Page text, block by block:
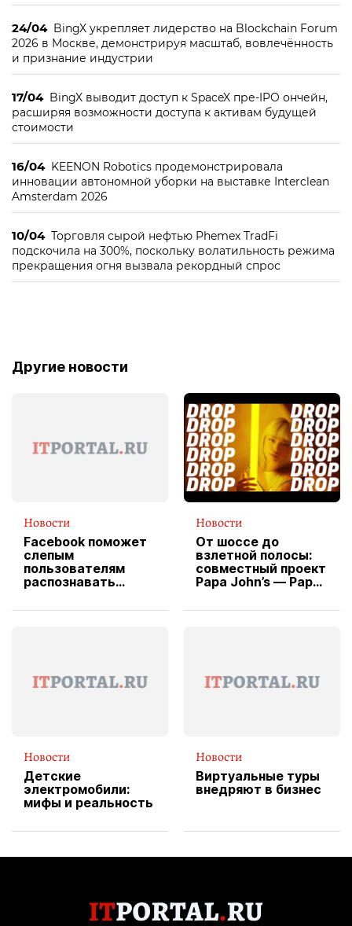
24/04 BingX укрепляет лидерство на Blockchain Forum
2026 в Москве, демонстрируя масштаб, вовлечённость
и признание индустрии
17/04 BingX выводит доступ к SpaceX пре-IPO ончейн,
расширяя возможности доступа к активам будущей
стоимости
16/04 KEENON Robotics продемонстрировала
инновации автономной уборки на выставке Interclean
Amsterdam 2026
10/04 Торговля сырой нефтью Phemex TradFi
подскочила на 300%, поскольку волатильность режима
прекращения огня вызвала рекордный спрос
Другие новости
Новости
Facebook поможет
слепым
пользователям
распознавать
Новости
От шоссе до
взлетной полосы:
совместный проект
Papa John’s — Papa
вводит
Новости
Детские
электромобили:
мифы и реальность
Новости
Виртуальные туры
внедряют в бизнес